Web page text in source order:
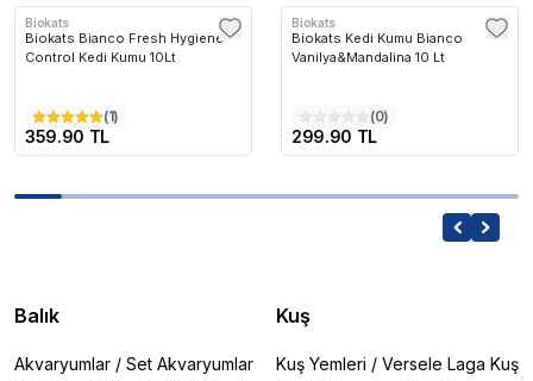
Biokats
Biokats Bianco Fresh Hygiene
Control Kedi Kumu 10Lt
(1)
359.90 TL
Biokats
Biokats Kedi Kumu Bianco
Vanilya&Mandalina 10 Lt
(0)
299.90 TL
Balık
Akvaryumlar / Set Akvaryumlar
Kuş
Kuş Yemleri / Versele Laga Kuş